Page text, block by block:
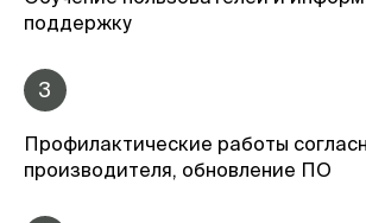
поддержку
3
Профилактические работы
производителя, обновление ПО